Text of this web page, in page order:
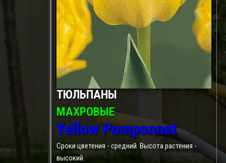
ТЮЛЬПАНЫ
МАХРОВЫЕ
Yellow Pomponnet
Сроки цветения - средний. Высота растения -
высокий.